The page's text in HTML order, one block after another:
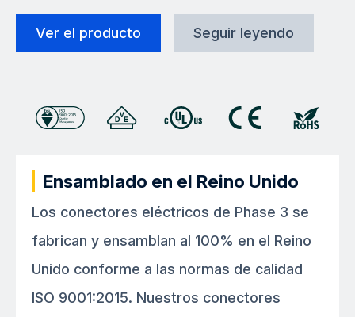
Ver el producto Seguir leyendo
Ensamblado en el Reino Unido
Los conectores eléctricos de Phase 3 se
fabrican y ensamblan al 100% en el Reino
Unido conforme a las normas de calidad
ISO 9001:2015. Nuestros conectores